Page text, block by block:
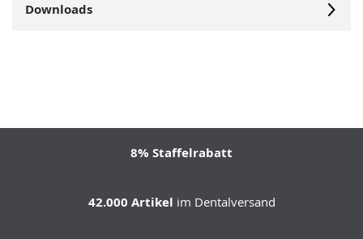
Downloads
8% Staffelrabatt
42.000 Artikel im Dentalversand